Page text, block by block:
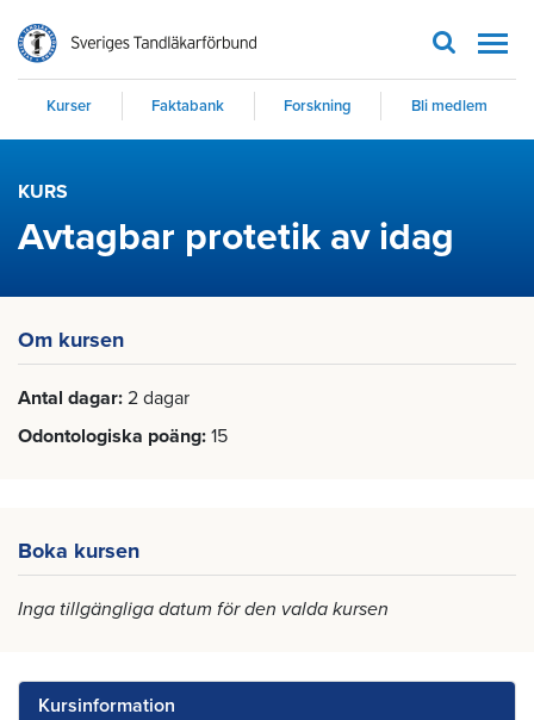
Kurser Faktabank Forskning Bli medlem
KURS
Avtagbar protetik av idag
Om kursen
Antal dagar 2 dagar
Odontologiska poäng 15
Boka kursen
Inga tillgängliga datum för den valda kursen
Kursinformation